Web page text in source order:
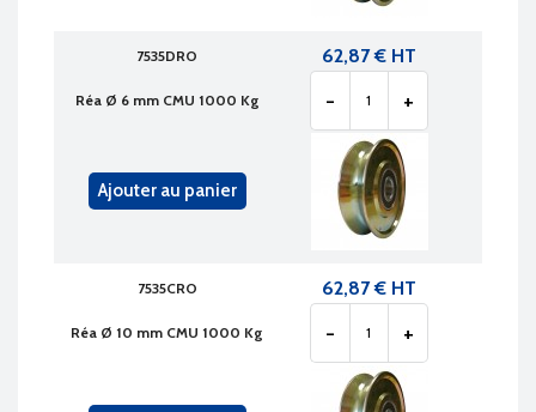
7535DRO
Réa Ø 6 mm CMU 1000 Kg
62,87 € HT
- +
Ajouter au panier
7535CRO
Réa Ø 10 mm CMU 1000 Kg
62,87 € HT
- +